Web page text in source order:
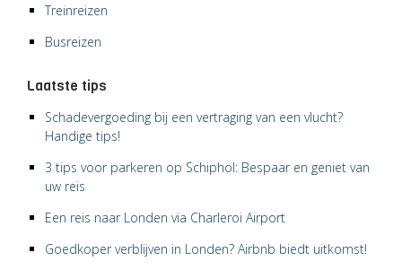
Treinreizen
Busreizen
Laatste tips
Schadevergoeding bij een vertraging van een vlucht?
Handige tips!
3 tips voor parkeren op Schiphol: Bespaar en geniet van
uw reis
Een reis naar Londen via Charleroi Airport
Goedkoper verblijven in Londen? Airbnb biedt uitkomst!